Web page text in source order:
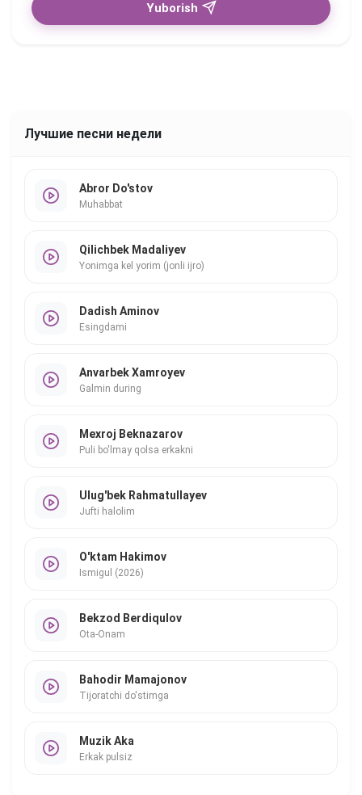
Yuborish
Лучшие песни недели
Abror Do'stov
Muhabbat
Qilichbek Madaliyev
Yonimga kel yorim (jonli ijro)
Dadish Aminov
Esingdami
Anvarbek Xamroyev
Galmin during
Mexroj Beknazarov
Puli bo'lmay qolsa erkakni
Ulug'bek Rahmatullayev
Jufti halolim
O'ktam Hakimov
Ismigul (2026)
Bekzod Berdiqulov
Ota-Onam
Bahodir Mamajonov
Tijoratchi do'stimga
Muzik Aka
Erkak pulsiz